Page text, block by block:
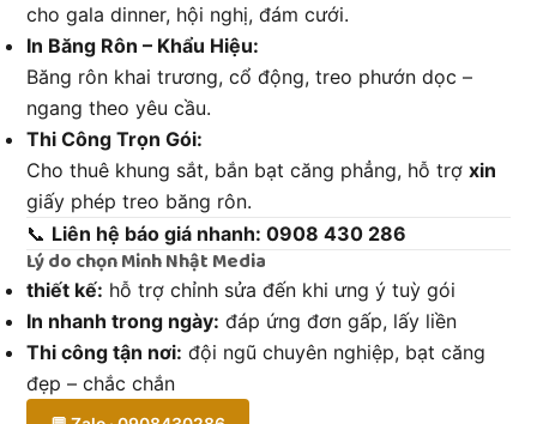
cho gala dinner, hội nghị, đám cưới.
In Băng Rôn – Khẩu Hiệu:
Băng rôn khai trương, cổ động, treo phướn dọc –
ngang theo yêu cầu.
Thi Công Trọn Gói:
Cho thuê khung sắt, bắn bạt căng phẳng, hỗ trợxin
giấy phép treo băng rôn.
📞 Liên hệ báo giá nhanh: 0908 430 286
Lý do chọn Minh Nhật Media
thiết kế: hỗ trợ chỉnh sửa đến khi ưng ý tuỳ gói
In nhanh trong ngày: đáp ứng đơn gấp, lấy liền
Thi công tận nơi: đội ngũ chuyên nghiệp, bạt căng
đẹp – chắc chắn